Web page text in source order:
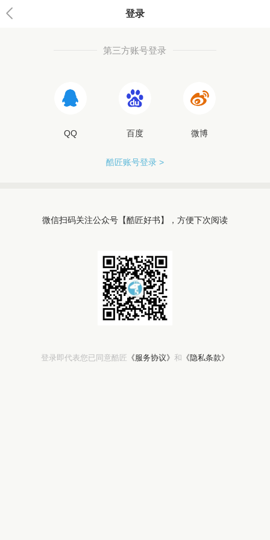
登录
第三方账号登录
QQ 百度 微博
酷匠账号登录 >
微信扫码关注公众号【酷匠好书】，方便下次阅读
登录即代表您已同意酷匠 《服务协议》 和 《隐私条款》